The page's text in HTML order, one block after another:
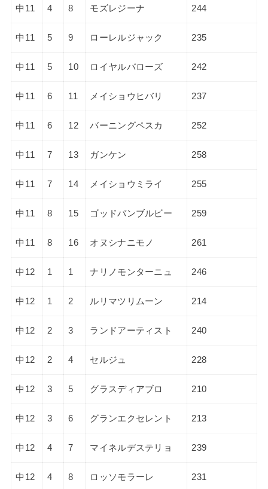
中11 4 8 モズレジーナ 244
中11 5 9 ローレルジャック 235
中11 5 10 ロイヤルバローズ 242
中11 6 11 メイショウヒバリ 237
中11 6 12 バーニングペスカ 252
中11 7 13 ガンケン 258
中11 7 14 メイショウミライ 255
中11 8 15 ゴッドバンブルビー 259
中11 8 16 オヌシナニモノ 261
中12 1 1 ナリノモンターニュ 246
中12 1 2 ルリマツリムーン 214
中12 2 3 ランドアーティスト 240
中12 2 4 セルジュ 228
中12 3 5 グラスディアブロ 210
中12 3 6 グランエクセレント 213
中12 4 7 マイネルデステリョ 239
中12 4 8 ロッソモラーレ 231